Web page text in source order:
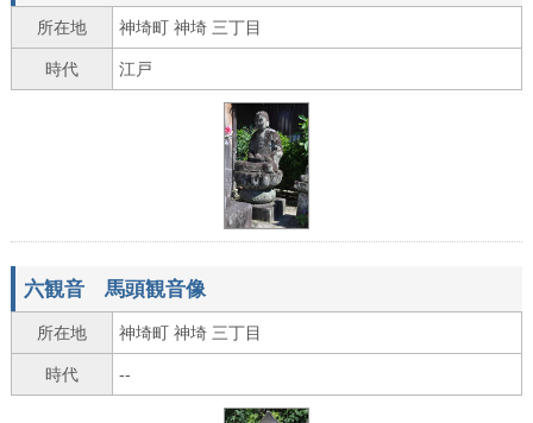
所在地 神埼町 神埼 三丁目
時代 江戸
六観音 馬頭観音像
所在地 神埼町 神埼 三丁目
時代 --